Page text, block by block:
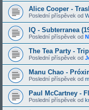
Alice Cooper -
Poslední příspěvek od
IQ - Subterranea
Poslední příspěvek od
The Tea Party -
Poslední příspěvek od
Manu Chao -
Poslední příspěvek od
Paul McCartney -
Poslední příspěvek od